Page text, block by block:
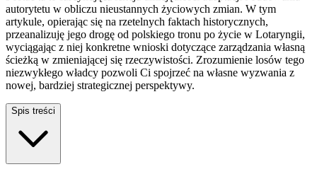
autorytetu w obliczu nieustannych życiowych zmian. W tym
artykule, opierając się na rzetelnych faktach historycznych,
przeanalizuję jego drogę od polskiego tronu po życie w Lotaryngii,
wyciągając z niej konkretne wnioski dotyczące zarządzania własną
ścieżką w zmieniającej się rzeczywistości. Zrozumienie losów tego
niezwykłego władcy pozwoli Ci spojrzeć na własne wyzwania z
nowej, bardziej strategicznej perspektywy.
Spis treści